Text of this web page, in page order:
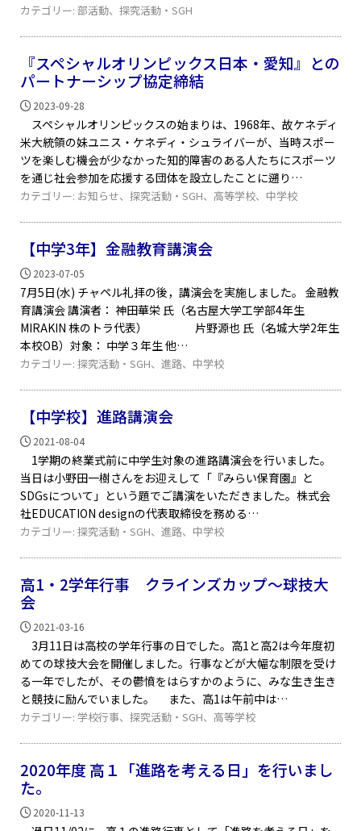
カテゴリー:部活動、探究活動・SGH
『スペシャルオリンピックス日本・愛知』との
パートナーシップ協定締結
2023-09-28
スペシャルオリンピックスの始まりは、1968年、故ケネディ
米大統領の妹ユニス・ケネディ・シュライバーが、当時スポー
ツを楽しむ機会が少なかった知的障害のある人たちにスポーツ
を通じ社会参加を応援する団体を設立したことに遡り
カテゴリー: お知らせ、探究活動・SGH、 高等学校、 中学校
【中学3年】金融教育講演会
2023-07-05
7月5日(水) チャペル礼拝の後，講演会を実施しました。 金融教
育講演会 講演者： 神田華栄 氏（名古屋大学工学部4年生
MIRAKIN 株のトラ代表） 片野源也 氏（名城大学2年生
本校OB）対象： 中学３年生 他
カテゴリー:探究活動・SGH、進路、 中学校
【中学校】進路講演会
2021-08-04
1学期の終業式前に中学生対象の進路講演会を行いました。
当日は小野田一樹さんをお迎えして「『みらい保育園』と
SDGsについて」という題でご講演をいただきました。株式会
社EDUCATION designの代表取締役を務める
カテゴリー:探究活動・SGH、進路、 中学校
高1・2学年行事 クラインズカップ～球技大
会
2021-03-16
3月11日は高校の学年行事の日でした。高1と高2は今年度初
めての球技大会を開催しました。行事などが大幅な制限を受け
る一年でしたが、その鬱憤をはらすかのように、みな生き生き
と競技に励んでいました。 また、高1は午前中は
カテゴリー:学校行事、探究活動・SGH、 高等学校
2020年度 高１「進路を考える日」を行いまし
た。
2020-11-13